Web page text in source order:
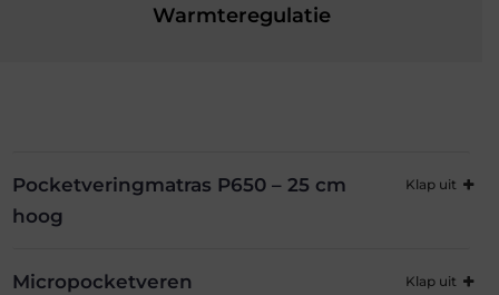
Warmteregulatie
Pocketveringmatras P650 – 25 cm
hoog
Micropocketveren